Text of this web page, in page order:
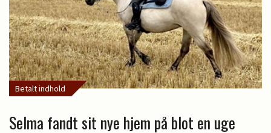
Betalt indhold
Selma fandt sit nye hjem på blot en uge